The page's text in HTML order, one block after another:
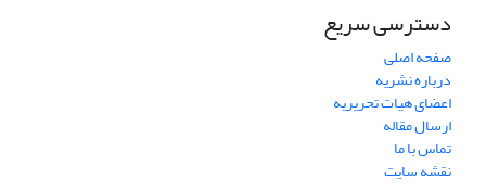
دسترسی سریع
صفحه اصلی
درباره نشریه
اعضای هیات تحریریه
ارسال مقاله
تماس با ما
نقشه سایت